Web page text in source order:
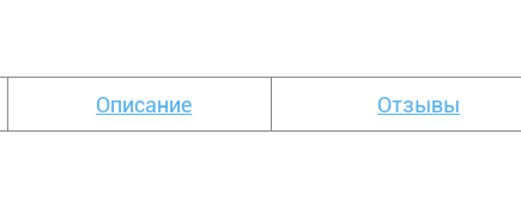
Описание Отзывы